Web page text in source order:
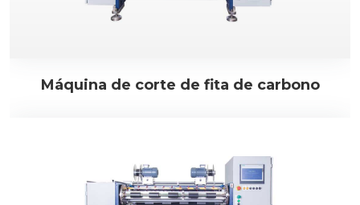
Máquina de corte de fita de carbono